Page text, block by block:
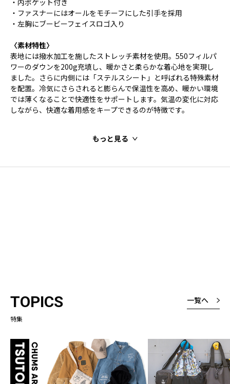
・内ポケット付き
・ファスナーにはオールをモチーフにした引手を採用
・左胸にブービーフェイスロゴ入り
〈素材特性〉
表地には撥水加工を施したストレッチ素材を使用。550フィルパ
ワーのダウンを200g充填し、暖かさと柔らかな着心地を実現し
ました。さらに内側には「ステルスシート」と呼ばれる特殊素材
を配置。冷気にさらされると膨らんで保温性を高め、暖かい環境
では薄くなることで快適性をサポートします。気温の変化に対応
しながら、快適な着用感をキープできるのが特徴です。
もっと見る
TOPICS
特集
一覧へ